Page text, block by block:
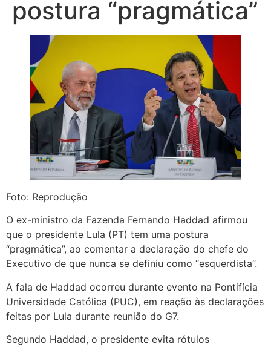
postura “pragmática”
Foto: Reprodução
O ex-ministro da Fazenda Fernando Haddad afirmou
que o presidente Lula (PT) tem uma postura
“pragmática”, ao comentar a declaração do chefe do
Executivo de que nunca se definiu como “esquerdista”.
A fala de Haddad ocorreu durante evento na Pontifícia
Universidade Católica (PUC), em reação às declarações
feitas por Lula durante reunião do G7.
Segundo Haddad, o presidente evita rótulos